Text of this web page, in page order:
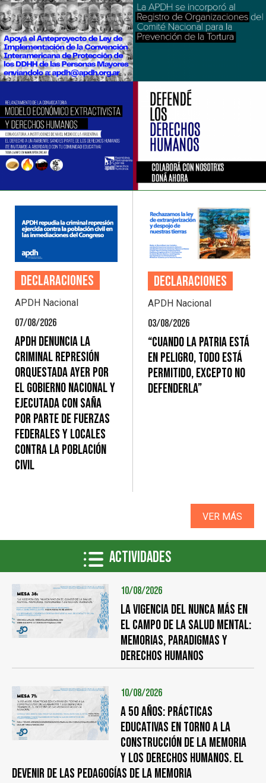
Declaraciones
APDH Nacional
07/08/2026
APDH denuncia la
criminal represión
orquestada ayer por
el gobierno nacional y
ejecutada con saña
por parte de fuerzas
federales y locales
contra la población
civil
Declaraciones
APDH Nacional
03/08/2026
“Cuando la Patria está
en peligro, todo está
permitido, excepto no
DEFENDERLA”
VER MÁS
Actividades
10/08/2026
LA VIGENCIA DEL NUNCA MÁS EN
EL CAMPO DE LA SALUD MENTAL:
memorias, paradigmas y
derechos humanos
10/08/2026
A 50 años: prácticas
educativas en torno a la
construcción de la memoria
y los derechos humanos. El
devenir de las pedagogías de la memoria